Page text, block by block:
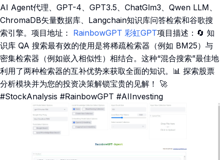
AI Agent代理、GPT-4、GPT3.5、ChatGlm3、Qwen LLM、
ChromaDB矢量数据库、Langchain知识库问答检索和谷歌搜
索引擎。项目地址： RainbowGPT 彩虹GPT项目描述：🔄 知
识库 QA 搜索最有效的使用是将稀疏检索器（例如 BM25）与
密集检索器（例如嵌入相似性）相结合。这种“混合搜索”最佳地
利用了两种检索器的互补优势来获取全面的知识。📊 探索股票
分析模块并为您的投资决策解锁宝贵的见解！ 🚀
#StockAnalysis #RainbowGPT #AIInvesting